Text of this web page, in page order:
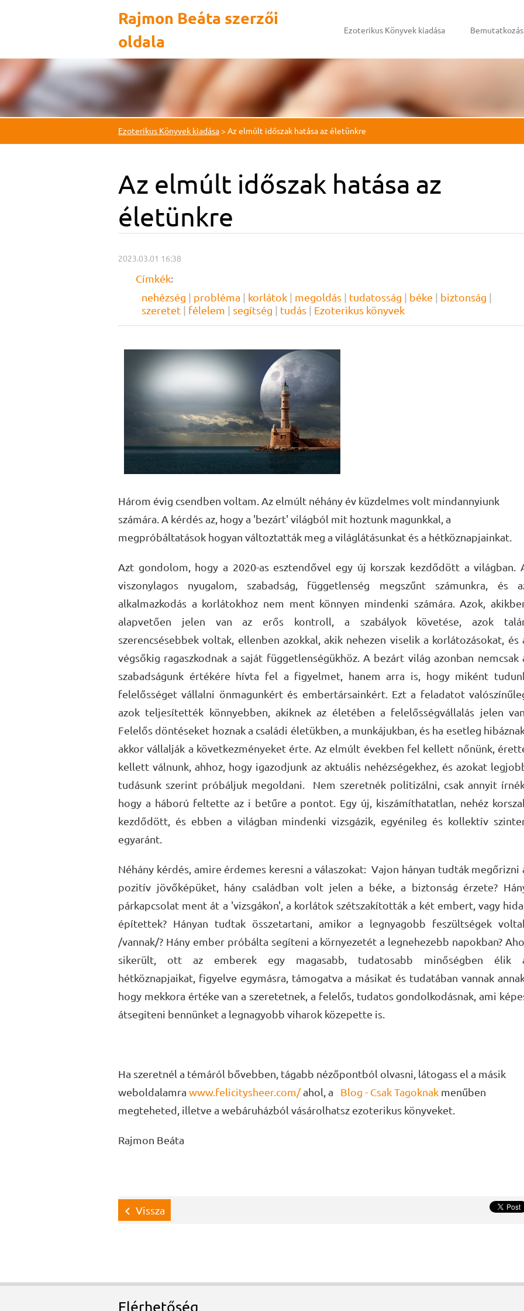
Rajmon Beáta szerzői
oldala
Ezoterikus Könyvek kiadása Bemutatkozás
Ezoterikus Könyvek kiadása> Az elmúlt időszak hatása az életünkre
Az elmúlt időszak hatása az
életünkre
2023.03.01 16:38
Címkék:
nehézség | probléma | korlátok | megoldás | tudatosság | béke | biztonság |
szeretet | félelem | segítség | tudás | Ezoterikus könyvek
Három évig csendben voltam. Az elmúlt néhány év küzdelmes volt mindannyiunk
számára. A kérdés az, hogy a 'bezárt' világból mit hoztunk magunkkal, a
megpróbáltatások hogyan változtatták meg a világlátásunkat és a hétköznapjainkat.
Azt gondolom, hogy a 2020-as esztendővel egy új korszak kezdődött a világban.
viszonylagos nyugalom, szabadság, függetlenség megszűnt számunkra, és
alkalmazkodás a korlátokhoz nem ment könnyen mindenki számára. Azok,
alapvetően jelen van az erős kontroll, a szabályok követése, azok
szerencsésebbek voltak, ellenben azokkal, akik nehezen viselik a korlátozásokat, és
végsőkig ragaszkodnak a saját függetlenségükhöz. A bezárt világ azonban nemcsak
szabadságunk értékére hívta fel a figyelmet, hanem arra is, hogy miként
felelősséget vállalni önmagunkért és embertársainkért. Ezt a feladatot
azok teljesítették könnyebben, akiknek az életében a felelősségvállalás jelen van.
Felelős döntéseket hoznak a családi életükben, a munkájukban, és ha esetleg
akkor vállalják a következményeket érte. Az elmúlt években fel kellett nőnünk,
kellett válnunk, ahhoz, hogy igazodjunk az aktuális nehézségekhez, és azokat
tudásunk szerint próbáljuk megoldani. Nem szeretnék politizálni, csak annyit
hogy a háború feltette az i betűre a pontot. Egy új, kiszámíthatatlan, nehéz
kezdődött, és ebben a világban mindenki vizsgázik, egyénileg és kollektív
egyaránt.
Néhány kérdés, amire érdemes keresni a válaszokat: Vajon hányan tudták megőrizni
pozitív jövőképüket, hány családban volt jelen a béke, a biztonság érzete?
párkapcsolat ment át a 'vizsgákon', a korlátok szétszakították a két embert, vagy
építettek? Hányan tudtak összetartani, amikor a legnyagobb feszültségek
/vannak/? Hány ember próbálta segíteni a környezetét a legnehezebb napokban?
sikerült, ott az emberek egy magasabb, tudatosabb minőségben élik
hétköznapjaikat, figyelve egymásra, támogatva a másikat és tudatában vannak
hogy mekkora értéke van a szeretetnek, a felelős, tudatos gondolkodásnak, ami
átsegiteni bennünket a legnagyobb viharok közepette is.
Ha szeretnél a témáról bővebben, tágabb nézőpontból olvasni, látogass el a másik
weboldalamra www.felicitysheer.com/ahol, a Blog - Csak Tagoknak menűben
megteheted, illetve a webáruházból vásárolhatsz ezoterikus könyveket.
Rajmon Beáta
Vissza
Elérhetőség